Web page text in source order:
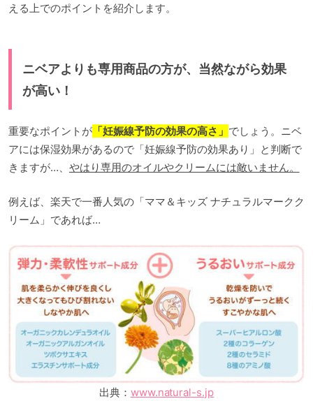
える上でのポイントを紹介します。
ニベアよりも専用商品の方が、当然ながら効果
が高い！
重要なポイントが「妊娠線予防の効果の高さ」 でしょう。ニベ
アには保湿効果があるので「妊娠線予防の効果あり」と判断で
きますが…、 やはり専用のオイルやクリームには敵いません。
例えば、楽天で一番人気の「ママ＆キッズ ナチュラルマークク
リーム」であれば…
出典： www.natural-s.jp